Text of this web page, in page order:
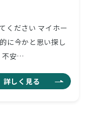
ください マイホー
に今かと思い探し
不安…
詳しく見る